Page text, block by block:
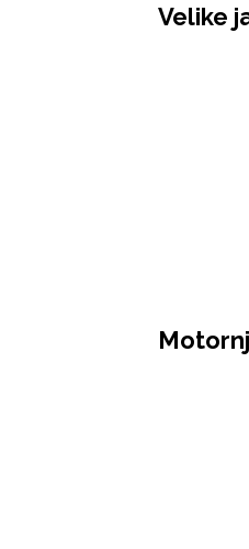
Velike